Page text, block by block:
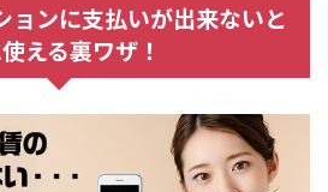
ョンに支払いが出来ないと
える裏ワザ！